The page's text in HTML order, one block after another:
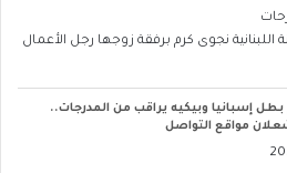
اللبنانية نجوى كرم برفقة زوجها رجل الأعمال
بطل إسبانيا وبيكيه يراقب من المدرجات..
مواقع التواصل